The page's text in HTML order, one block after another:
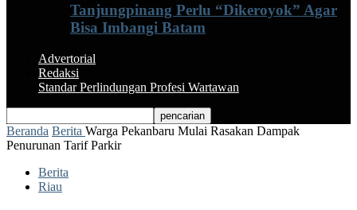
Tanjungpinang Perlu “Dikeroyok” Agar
Bisa Imbangi Batam
Advertorial
Redaksi
Standar Perlindungan Profesi Wartawan
Beranda Berita Warga Pekanbaru Mulai Rasakan Dampak
Penurunan Tarif Parkir
Berita
Riau